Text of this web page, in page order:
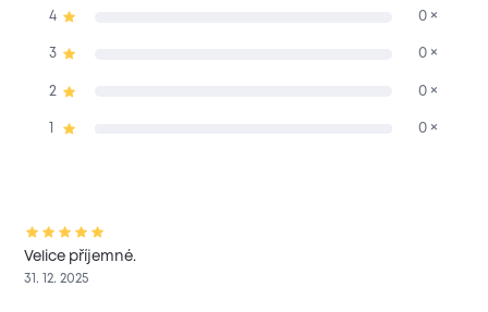
4 0 ×
3 0 ×
2 0 ×
0 ×
Velice příjemné.
31. 12. 2025